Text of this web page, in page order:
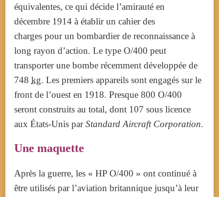
équivalentes, ce qui décide l’amirauté en
décembre 1914 à établir un cahier des
charges pour un bombardier de reconnaissance à
long rayon d’action. Le type O/400 peut
transporter une bombe récemment développée de
748 kg. Les premiers appareils sont engagés sur le
front de l’ouest en 1918. Presque 800 O/400
seront construits au total, dont 107 sous licence
aux États-Unis parStandard Aircraft Corporation.
Une maquette
Après la guerre, les « HP O/400 » ont continué à
être utilisés par l’aviation britannique jusqu’à leur